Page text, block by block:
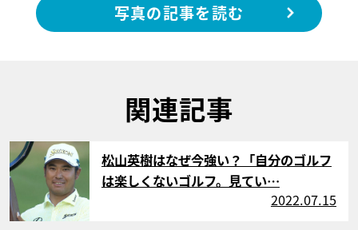
写真の記事を読む
関連記事
サムネイル
松山英樹はなぜ今強い？「自分のゴルフ
は楽しくないゴルフ。見てい…
2022.07.15